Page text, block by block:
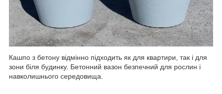
Кашпо з бетону відмінно підходить як для квартири, так і для
зони біля будинку. Бетонний вазон безпечний для рослин і
навколишнього середовища.